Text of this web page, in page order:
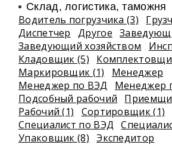
Склад, логистика, таможня
Водитель погрузчика (3)
Диспетчер
Другое
Заведующий хозяйством
Кладовщик (5)
Маркировщик (1)
Менеджер
Менеджер по ВЭД
Менеджер
Подсобный рабочий
Рабочий (1)
Сортировщик (1)
Специалист по ВЭД
Упаковщик (8)
Экспедитор